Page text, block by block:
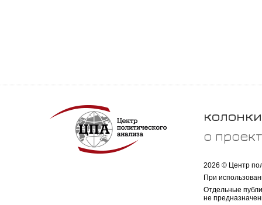
колонки
о
2026 © Центр
При
Отдельные
не